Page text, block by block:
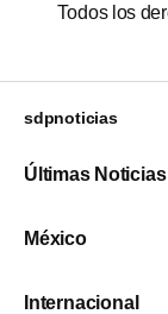
Todos los
sdpnoticias
Últimas Noticias
México
Internacional